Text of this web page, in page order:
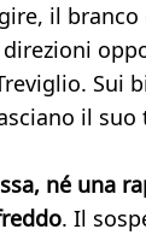
il branco
Sui
il suo
né una
. Il